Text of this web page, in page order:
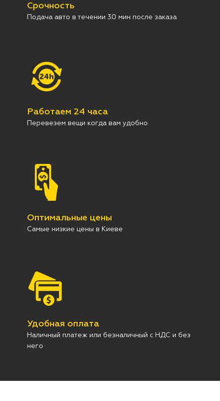
Срочность
Подача авто в течении 30 мин после заказа
Работаем 24 часа
Перевезем вещи когда вам удобно
Оптимальные цены
Самые низкие цены в Киеве
Удобная оплата
Наличный платеж или безналичный с НДС и без
него